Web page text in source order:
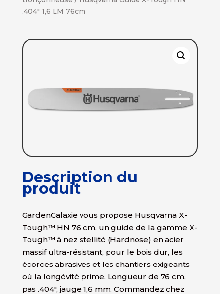
.404″ 1,6 LM 76cm
Description du
produit
GardenGalaxie vous propose Husqvarna X-
Tough™ HN 76 cm, un guide de la gamme X-
Tough™ à nez stellité (Hardnose) en acier
massif ultra-résistant, pour le bois dur, les
écorces abrasives et les chantiers exigeants
où la longévité prime. Longueur de 76 cm,
pas .404″, jauge 1,6 mm. Commandez chez